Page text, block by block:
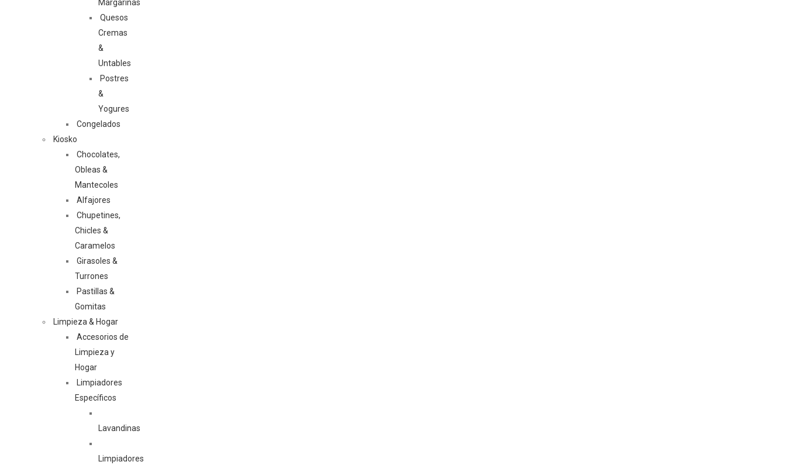
Margarinas
Quesos
Cremas
&
Untables
Postres
&
Yogures
Congelados
Kiosko
Chocolates,
Obleas &
Mantecoles
Alfajores
Chupetines,
Chicles &
Caramelos
Girasoles &
Turrones
Pastillas &
Gomitas
Limpieza & Hogar
Accesorios de
Limpieza y
Hogar
Limpiadores
Específicos
Lavandinas
Limpiadores